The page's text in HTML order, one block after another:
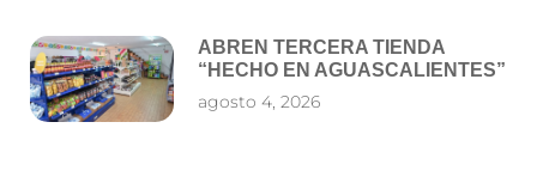
ABREN TERCERA TIENDA
“HECHO EN AGUASCALIENTES”
agosto 4, 2026